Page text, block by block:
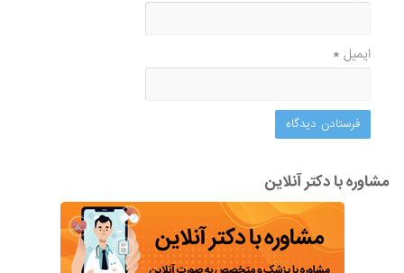
ایمیل*
مشاوره با دکتر آنلاین